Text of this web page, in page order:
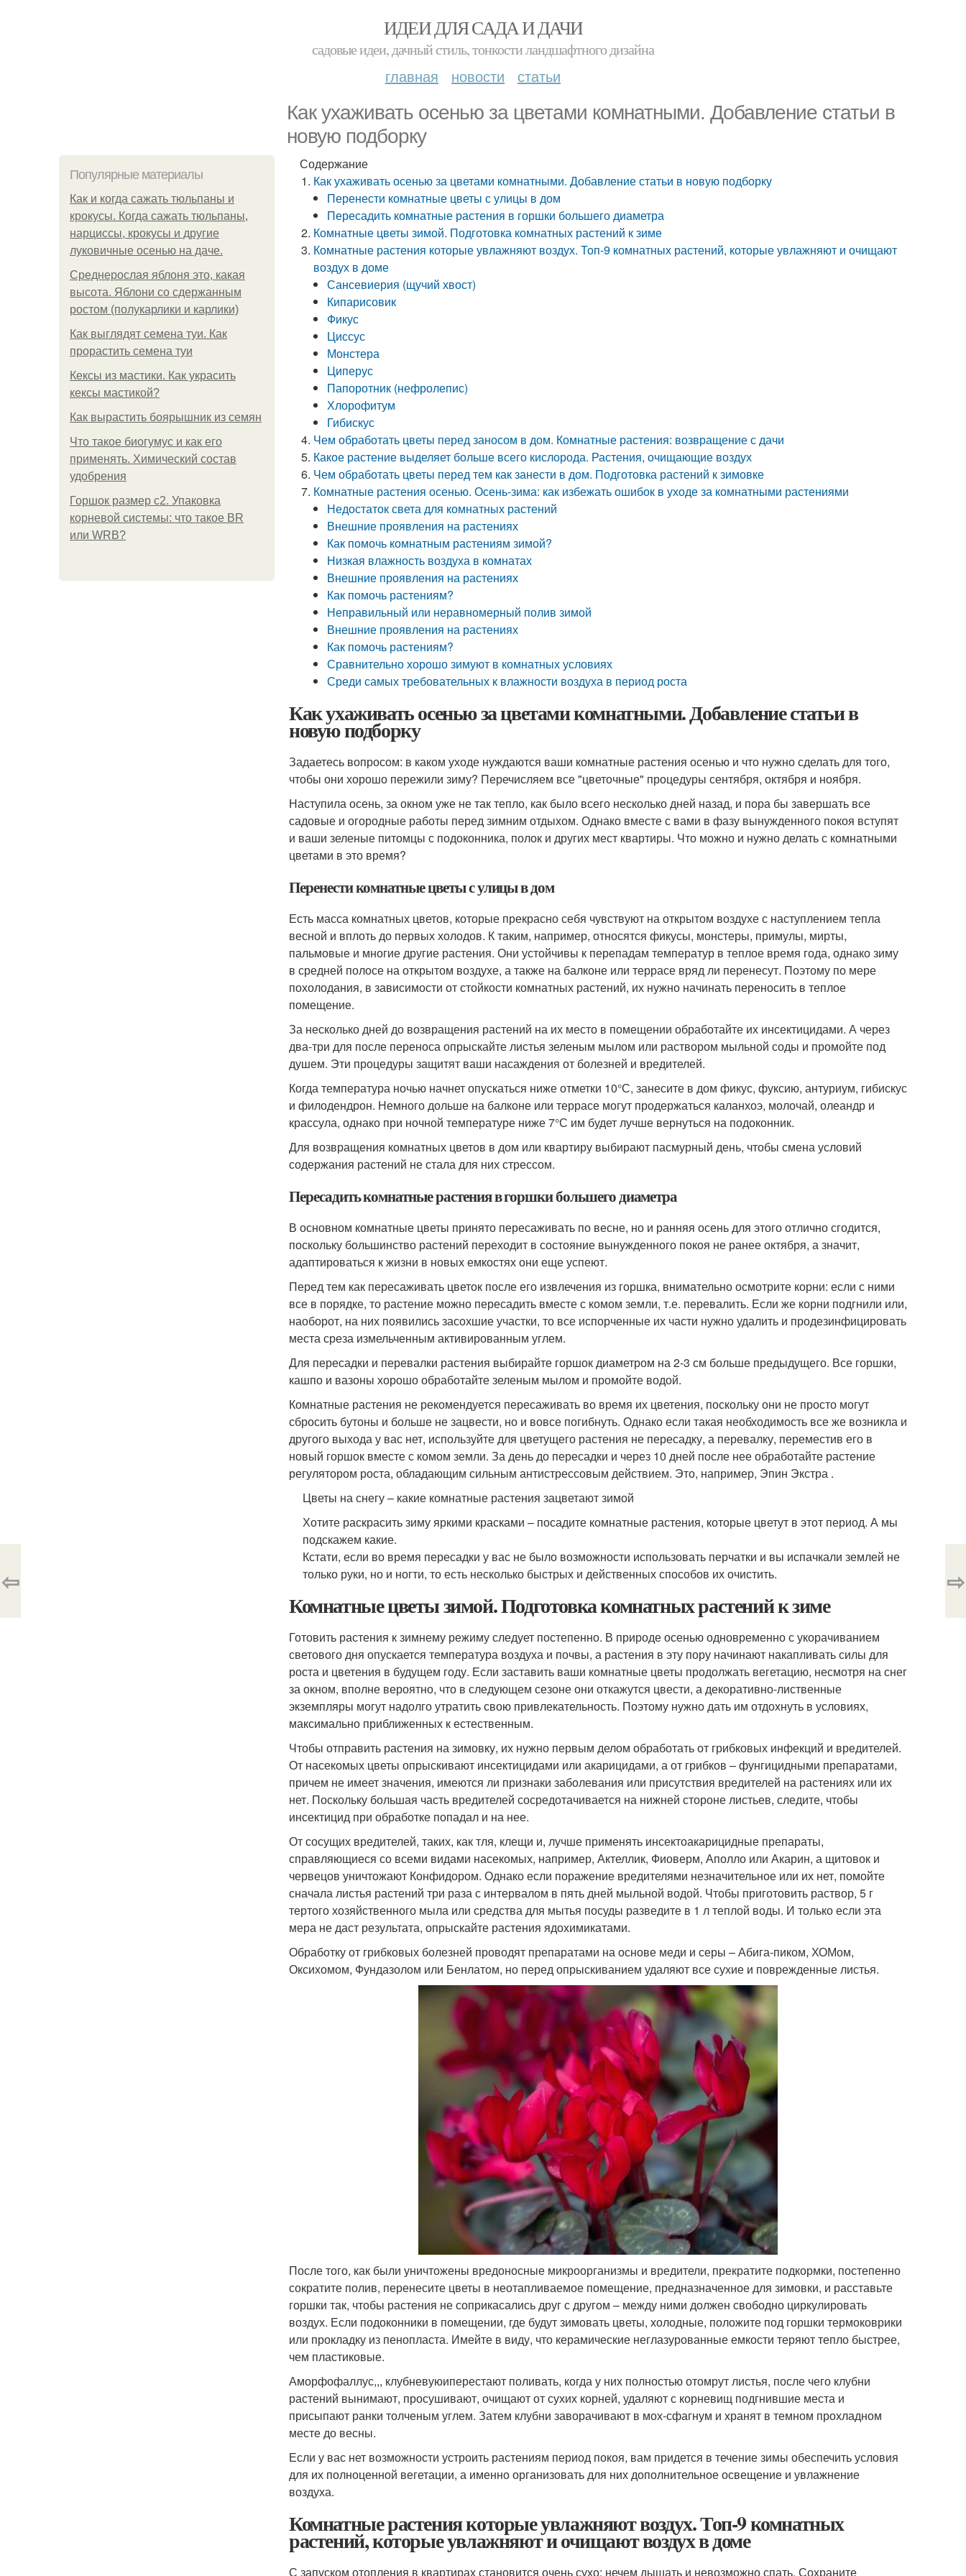
ИДЕИ ДЛЯ САДА И ДАЧИ
садовые идеи, дачный стиль, тонкости ландшафтного дизайна
главная новости статьи
Как ухаживать осенью за цветами комнатными. Добавление статьи в
новую подборку
Популярные материалы
Как и когда сажать тюльпаны и
крокусы. Когда сажать тюльпаны,
нарциссы, крокусы и другие
луковичные осенью на даче.
Среднерослая яблоня это, какая
высота. Яблони со сдержанным
ростом (полукарлики и карлики)
Как выглядят семена туи. Как
прорастить семена туи
Кексы из мастики. Как украсить
кексы мастикой?
Как вырастить боярышник из семян
Что такое биогумус и как его
применять. Химический состав
удобрения
Горшок размер с2. Упаковка
корневой системы: что такое BR
или WRB?
Содержание
Как ухаживать осенью за цветами комнатными. Добавление статьи в новую подборку
Перенести комнатные цветы с улицы в дом
Пересадить комнатные растения в горшки большего диаметра
Комнатные цветы зимой. Подготовка комнатных растений к зиме
Комнатные растения которые увлажняют воздух. Топ-9 комнатных растений, которые увлажняют и очищают
воздух в доме
Сансевиерия (щучий хвост)
Кипарисовик
Фикус
Циссус
Монстера
Циперус
Папоротник (нефролепис)
Хлорофитум
Гибискус
Чем обработать цветы перед заносом в дом. Комнатные растения: возвращение с дачи
Какое растение выделяет больше всего кислорода. Растения, очищающие воздух
Чем обработать цветы перед тем как занести в дом. Подготовка растений к зимовке
Комнатные растения осенью. Осень-зима: как избежать ошибок в уходе за комнатными растениями
Недостаток света для комнатных растений
Внешние проявления на растениях
Как помочь комнатным растениям зимой?
Низкая влажность воздуха в комнатах
Внешние проявления на растениях
Как помочь растениям?
Неправильный или неравномерный полив зимой
Внешние проявления на растениях
Как помочь растениям?
Сравнительно хорошо зимуют в комнатных условиях
Среди самых требовательных к влажности воздуха в период роста
Как ухаживать осенью за цветами комнатными. Добавление статьи в
новую подборку
Задаетесь вопросом: в каком уходе нуждаются ваши комнатные растения осенью и что нужно сделать для того,
чтобы они хорошо пережили зиму? Перечисляем все "цветочные" процедуры сентября, октября и ноября.
Наступила осень, за окном уже не так тепло, как было всего несколько дней назад, и пора бы завершать все
садовые и огородные работы перед зимним отдыхом. Однако вместе с вами в фазу вынужденного покоя вступят
и ваши зеленые питомцы с подоконника, полок и других мест квартиры. Что можно и нужно делать с комнатными
цветами в это время?
Перенести комнатные цветы с улицы в дом
Есть масса комнатных цветов, которые прекрасно себя чувствуют на открытом воздухе с наступлением тепла
весной и вплоть до первых холодов. К таким, например, относятся фикусы, монстеры, примулы, мирты,
пальмовые и многие другие растения. Они устойчивы к перепадам температур в теплое время года, однако зиму
в средней полосе на открытом воздухе, а также на балконе или террасе вряд ли перенесут. Поэтому по мере
похолодания, в зависимости от стойкости комнатных растений, их нужно начинать переносить в теплое
помещение.
За несколько дней до возвращения растений на их место в помещении обработайте их инсектицидами. А через
два-три для после переноса опрыскайте листья зеленым мылом или раствором мыльной соды и промойте под
душем. Эти процедуры защитят ваши насаждения от болезней и вредителей.
Когда температура ночью начнет опускаться ниже отметки 10°С, занесите в дом фикус, фуксию, антуриум, гибискус
и филодендрон. Немного дольше на балконе или террасе могут продержаться каланхоэ, молочай, олеандр и
крассула, однако при ночной температуре ниже 7°С им будет лучше вернуться на подоконник.
Для возвращения комнатных цветов в дом или квартиру выбирают пасмурный день, чтобы смена условий
содержания растений не стала для них стрессом.
Пересадить комнатные растения в горшки большего диаметра
В основном комнатные цветы принято пересаживать по весне, но и ранняя осень для этого отлично сгодится,
поскольку большинство растений переходит в состояние вынужденного покоя не ранее октября, а значит,
адаптироваться к жизни в новых емкостях они еще успеют.
Перед тем как пересаживать цветок после его извлечения из горшка, внимательно осмотрите корни: если с ними
все в порядке, то растение можно пересадить вместе с комом земли, т.е. перевалить. Если же корни подгнили или,
наоборот, на них появились засохшие участки, то все испорченные их части нужно удалить и продезинфицировать
места среза измельченным активированным углем.
Для пересадки и перевалки растения выбирайте горшок диаметром на 2-3 см больше предыдущего. Все горшки,
кашпо и вазоны хорошо обработайте зеленым мылом и промойте водой.
Комнатные растения не рекомендуется пересаживать во время их цветения, поскольку они не просто могут
сбросить бутоны и больше не зацвести, но и вовсе погибнуть. Однако если такая необходимость все же возникла и
другого выхода у вас нет, используйте для цветущего растения не пересадку, а перевалку, переместив его в
новый горшок вместе с комом земли. За день до пересадки и через 10 дней после нее обработайте растение
регулятором роста, обладающим сильным антистрессовым действием. Это, например, Эпин Экстра .
Цветы на снегу – какие комнатные растения зацветают зимой
Хотите раскрасить зиму яркими красками – посадите комнатные растения, которые цветут в этот период. А мы
подскажем какие.
Кстати, если во время пересадки у вас не было возможности использовать перчатки и вы испачкали землей не
только руки, но и ногти, то есть несколько быстрых и действенных способов их очистить.
Комнатные цветы зимой. Подготовка комнатных растений к зиме
Готовить растения к зимнему режиму следует постепенно. В природе осенью одновременно с укорачиванием
светового дня опускается температура воздуха и почвы, а растения в эту пору начинают накапливать силы для
роста и цветения в будущем году. Если заставить ваши комнатные цветы продолжать вегетацию, несмотря на снег
за окном, вполне вероятно, что в следующем сезоне они откажутся цвести, а декоративно-лиственные
экземпляры могут надолго утратить свою привлекательность. Поэтому нужно дать им отдохнуть в условиях,
максимально приближенных к естественным.
Чтобы отправить растения на зимовку, их нужно первым делом обработать от грибковых инфекций и вредителей.
От насекомых цветы опрыскивают инсектицидами или акарицидами, а от грибков – фунгицидными препаратами,
причем не имеет значения, имеются ли признаки заболевания или присутствия вредителей на растениях или их
нет. Поскольку большая часть вредителей сосредотачивается на нижней стороне листьев, следите, чтобы
инсектицид при обработке попадал и на нее.
От сосущих вредителей, таких, как тля, клещи и, лучше применять инсектоакарицидные препараты,
справляющиеся со всеми видами насекомых, например, Актеллик, Фиоверм, Аполло или Акарин, а щитовок и
червецов уничтожают Конфидором. Однако если поражение вредителями незначительное или их нет, помойте
сначала листья растений три раза с интервалом в пять дней мыльной водой. Чтобы приготовить раствор, 5 г
тертого хозяйственного мыла или средства для мытья посуды разведите в 1 л теплой воды. И только если эта
мера не даст результата, опрыскайте растения ядохимикатами.
Обработку от грибковых болезней проводят препаратами на основе меди и серы – Абига-пиком, ХОМом,
Оксихомом, Фундазолом или Бенлатом, но перед опрыскиванием удаляют все сухие и поврежденные листья.
После того, как были уничтожены вредоносные микроорганизмы и вредители, прекратите подкормки, постепенно
сократите полив, перенесите цветы в неотапливаемое помещение, предназначенное для зимовки, и расставьте
горшки так, чтобы растения не соприкасались друг с другом – между ними должен свободно циркулировать
воздух. Если подоконники в помещении, где будут зимовать цветы, холодные, положите под горшки термоковрики
или прокладку из пенопласта. Имейте в виду, что керамические неглазурованные емкости теряют тепло быстрее,
чем пластиковые.
Аморфофаллус,,, клубневуюиперестают поливать, когда у них полностью отомрут листья, после чего клубни
растений вынимают, просушивают, очищают от сухих корней, удаляют с корневищ подгнившие места и
присыпают ранки толченым углем. Затем клубни заворачивают в мох-сфагнум и хранят в темном прохладном
месте до весны.
Если у вас нет возможности устроить растениям период покоя, вам придется в течение зимы обеспечить условия
для их полноценной вегетации, а именно организовать для них дополнительное освещение и увлажнение
воздуха.
Комнатные растения которые увлажняют воздух. Топ-9 комнатных
растений, которые увлажняют и очищают воздух в доме
С запуском отопления в квартирах становится очень сухо: нечем дышать и невозможно спать. Сохраните
⇦ ⇨